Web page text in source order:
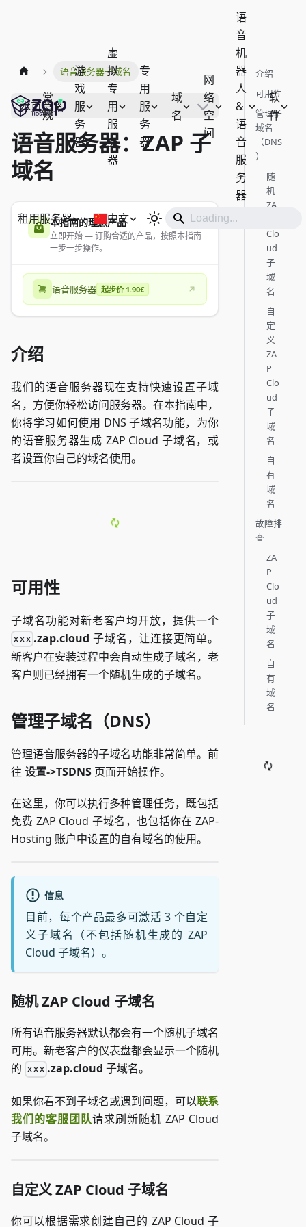
常
规
游
戏
服
务
器
虚
拟
专
用
服
务
器
专
用
服
务
器
域
名
网
络
空
间
语
音
机
器
人
&
语
音
服
务
器
软
件
租用服务器 中文
语音服务器子域名
本页总览
语音服务器：ZAP 子
域名
本指南的理想产品
立即开始 — 订购合适的产品，按照本指南
一步一步操作。
语音服务器 起步价 1.90€
介绍
我们的语音服务器现在支持快速设置子域
名，方便你轻松访问服务器。在本指南中，
你将学习如何使用 DNS 子域名功能，为你
的语音服务器生成 ZAP Cloud 子域名，或
者设置你自己的域名使用。
可用性
子域名功能对新老客户均开放，提供一个
xxx .zap.cloud 子域名，让连接更简单。
新客户在安装过程中会自动生成子域名，老
客户则已经拥有一个随机生成的子域名。
管理子域名（DNS）
管理语音服务器的子域名功能非常简单。前
往 设置->TSDNS 页面开始操作。
在这里，你可以执行多种管理任务，既包括
免费 ZAP Cloud 子域名，也包括你在 ZAP-
Hosting 账户中设置的自有域名的使用。
信息
目前，每个产品最多可激活 3 个自定
义子域名（不包括随机生成的 ZAP
Cloud 子域名）。
随机 ZAP Cloud 子域名
所有语音服务器默认都会有一个随机子域名
可用。新老客户的仪表盘都会显示一个随机
的 xxx .zap.cloud 子域名。
如果你看不到子域名或遇到问题，可以联系
我们的客服团队请求刷新随机 ZAP Cloud
子域名。
自定义 ZAP Cloud 子域名
你可以根据需求创建自己的 ZAP Cloud 子
介绍
可用性
管理子
域名
（DNS
）
随
机
ZA
Clo
ud
子
域
名
自
定
义
ZA
P
Clo
ud
子
域
名
自
有
域
名
故障排
查
ZA
P
Clo
ud
子
域
名
自
有
域
名